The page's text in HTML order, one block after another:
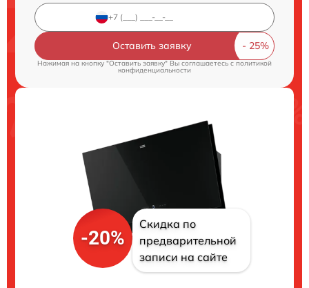
Оставить заявку
Нажимая на кнопку "Оставить заявку" Вы соглашаетесь cполитикой
конфиденциальности
-20%
Скидка по
предварительной
записи на сайте